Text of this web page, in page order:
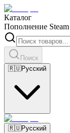
Каталог
Пополнение Steam
Поиск
🇷🇺Русский
🇷🇺Русский